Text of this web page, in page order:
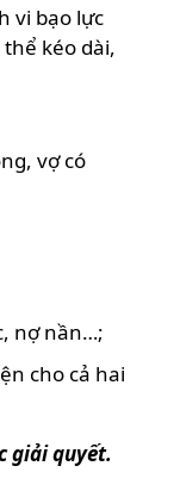
vi bạo lực
kéo dài,
vợ có
nợ nần…;
cho cả hai
giải quyết.